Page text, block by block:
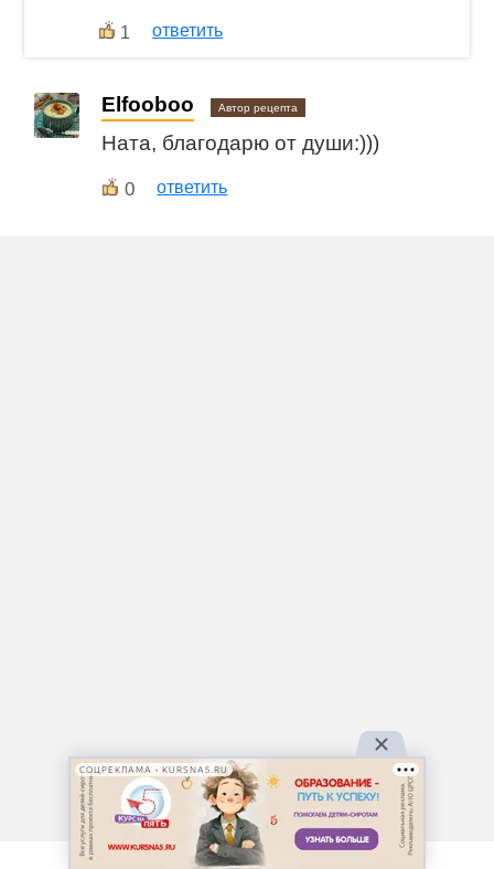
1 ответить
Elfooboo Автор рецепта
Ната, благодарю от души:)))
0 ответить
СОЦРЕКЛАМА • KURSNA5.RU